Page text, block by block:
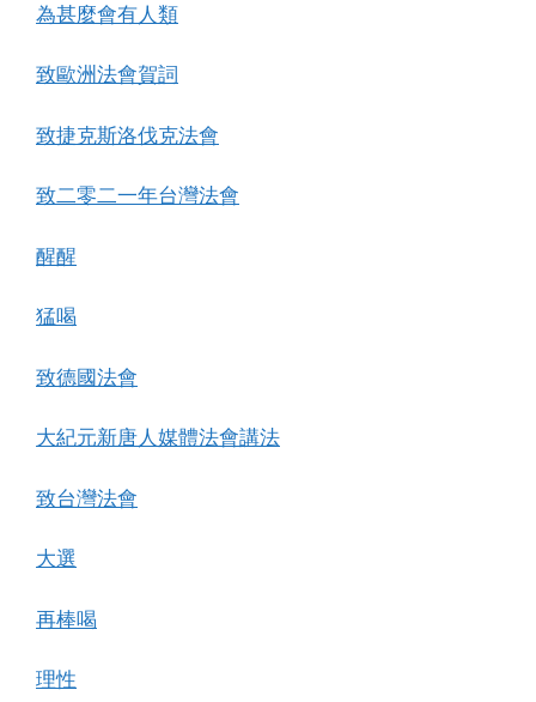
為甚麼會有人類
致歐洲法會賀詞
致捷克斯洛伐克法會
致二零二一年台灣法會
醒醒
猛喝
致德國法會
大紀元新唐人媒體法會講法
致台灣法會
大選
再棒喝
理性